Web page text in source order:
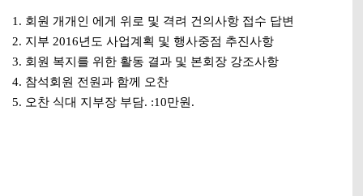
1. 회원 개개인 에게 위로 및 격려 건의사항 접수 답변
2. 지부 2016년도 사업계획 및 행사중점 추진사항
3. 회원 복지를 위한 활동 결과 및 본회장 강조사항
4. 참석회원 전원과 함께 오찬
5. 오찬 식대 지부장 부담. :10만원.